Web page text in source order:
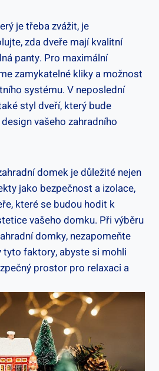
je třeba zvážit, je
zda dveře mají kvalitní
panty. Pro maximální
zamykatelné kliky a možnost
systému. V neposlední
styl dveří, který bude
vašeho zahradního
domek je důležité nejen
jako bezpečnost a izolace,
které se budou hodit k
vašeho domku. Při výběru
domky, nezapomeňte
tyto faktory, abyste si mohli
prostor pro relaxaci a